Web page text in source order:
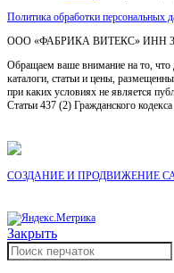
Политика обработки персональных
ОOO «ФАБРИКА ВИТЕКС» ИНН
Обращаем ваше внимание на то,
каталоги, статьи и цены,
при каких условиях не является
Статьи 437 (2) Гражданского
СОЗДАНИЕ И ПРОДВИЖЕНИЕ
Закрыть